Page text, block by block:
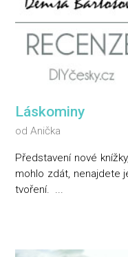
Láskominy
odAnička
Představení nové
mohlo zdát, nenajdete
tvoření. ...